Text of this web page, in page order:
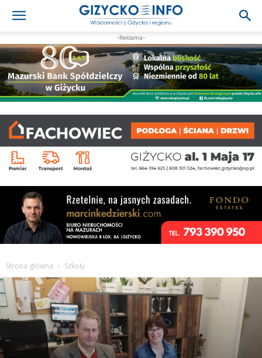
-Reklama-
Strona główna Szkoły